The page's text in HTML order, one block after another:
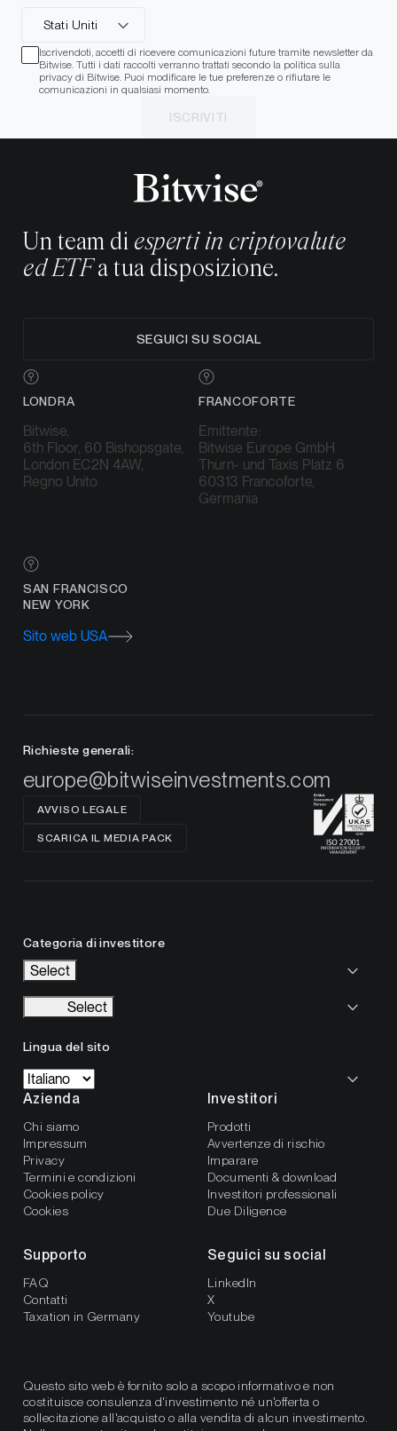
Stati Uniti
Iscrivendoti, accetti di ricevere comunicazioni future tramite newsletter da
Bitwise. Tutti i dati raccolti verranno trattati secondo la politica sulla
privacy di Bitwise. Puoi modificare le tue preferenze o rifiutare le
comunicazioni in qualsiasi momento.
ISCRIVITI
Un team di esperti in criptovalute
ed ETFa tua disposizione.
SEGUICI SU SOCIAL
LONDRA
Bitwise,
6th Floor, 60 Bishopsgate,
London EC2N 4AW,
Regno Unito
FRANCOFORTE
Emittente:
Bitwise Europe GmbH
Thurn- und Taxis Platz 6
60313 Francoforte,
Germania
SAN FRANCISCO
NEW YORK
Sito web USA
Richieste generali:
europe@bitwiseinvestments.com
AVVISO LEGALE
SCARICA IL MEDIA PACK
Categoria di investitore
Select
Select
Lingua del sito
Azienda
Chi siamo
Impressum
Privacy
Termini e condizioni
Cookies policy
Cookies
Investitori
Prodotti
Avvertenze di rischio
Imparare
Documenti & download
Investitori professionali
Due Diligence
Supporto
FAQ
Contatti
Taxation in Germany
Seguici su social
LinkedIn
X
Youtube
Questo sito web è fornito solo a scopo informativo e non
costituisce consulenza d'investimento né un'offerta o
sollecitazione all'acquisto o alla vendita di alcun investimento.